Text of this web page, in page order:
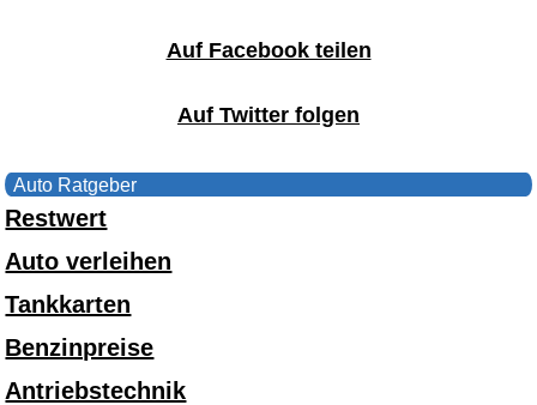
Auf Facebook teilen
Auf Twitter folgen
Auto Ratgeber
Restwert
Auto verleihen
Tankkarten
Benzinpreise
Antriebstechnik